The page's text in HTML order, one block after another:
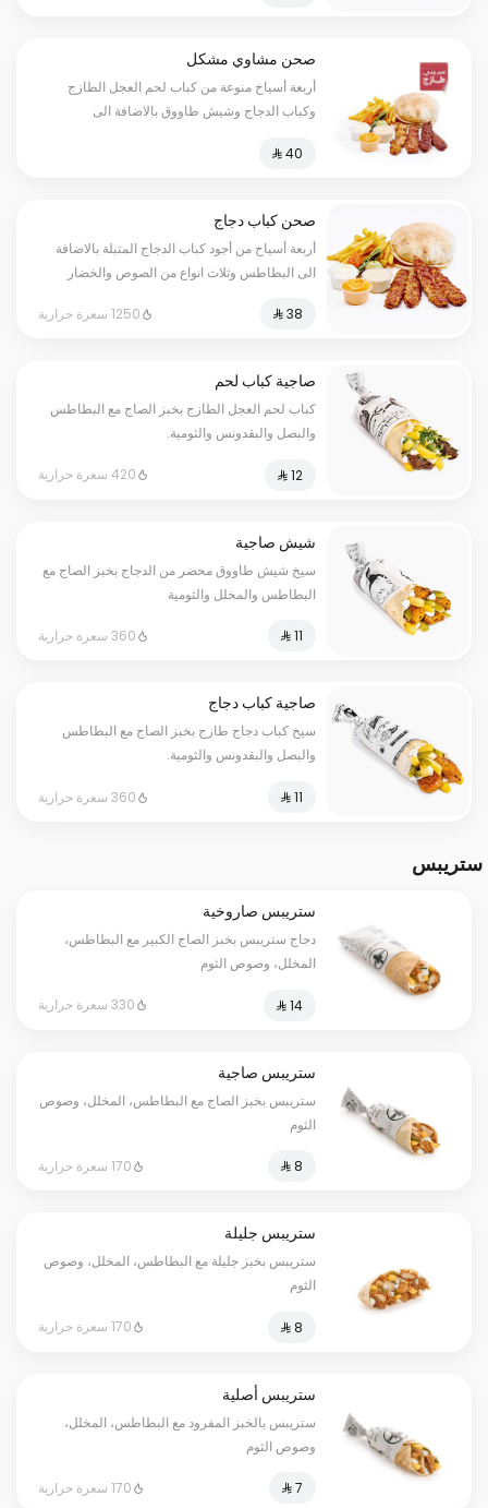
صحن مشاوي مشكل
أربعة أسياخ منوعة من كباب لحم العجل الطازج
وكباب الدجاج وشيش طاووق بالاضافة الى
صحن كباب دجاج
أربعة أسياخ من أجود كباب الدجاج المتبلة بالاضافة
الى البطاطس وثلاث انواع من الصوص والخضار
1250 سعرة حرارية
صاجية كباب لحم
كباب لحم العجل الطازج بخبز الصاج مع البطاطس
والبصل والبقدونس والثومية.
⁨⁦‪‬ 12⁩ 420 سعرة حرارية
شيش صاجية
سيخ شيش طاووق محضر من الدجاج بخبز الصاج مع
البطاطس والمخلل والثومية
360 سعرة حرارية
صاجية كباب دجاج
سيخ كباب دجاج طازج بخبز الصاج مع البطاطس
والبصل والبقدونس والثومية.
360 سعرة حرارية
ستريبس
ستريبس صاروخية
دجاج ستريبس بخبز الصاج الكبير مع البطاطس،
المخلل، وصوص الثوم
⁨⁦‪‬ 14⁩ 330 سعرة حرارية
ستريبس صاجية
ستريبس بخبز الصاج مع البطاطس، المخلل، وصوص
الثوم
170 سعرة حرارية
ستريبس جليلة
ستريبس بخبز جليلة مع البطاطس، المخلل، وصوص
الثوم
170 سعرة حرارية
ستريبس أصلية
ستريبس بالخبز المفرود مع البطاطس، المخلل،
وصوص الثوم
170 سعرة حرارية